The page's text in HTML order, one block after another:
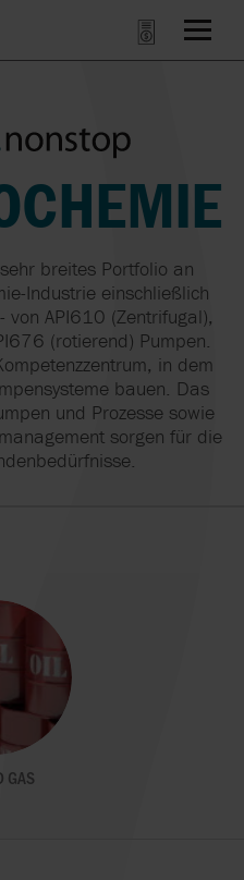
breites Portfolio an
Industrie einschließlich
von API610 (Zentrifugal),
(rotierend) Pumpen.
in dem
bauen. Das
und Prozesse sowie
sorgen für die
GAS